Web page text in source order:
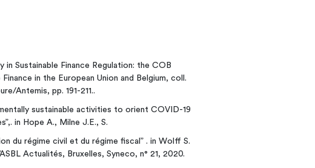
Sustainable Finance Regulation: the COB
Finance in the European Union and Belgium, coll.
Antemis, pp. 191-211..
sustainable activities to orient COVID-19
in Hope A., Milne J.E., S.
du régime civil et du régime fiscal” . in Wolff S.
Actualités, Bruxelles, Syneco, n° 21, 2020.